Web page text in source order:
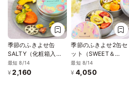
季節のふきよせ缶
SALTY（化粧箱入
り）
最短 8/14
¥ 2,160
季節のふきよせ2缶セ
ット（SWEET＆
SALTY）化粧箱入り
最短 8/14
¥ 4,050